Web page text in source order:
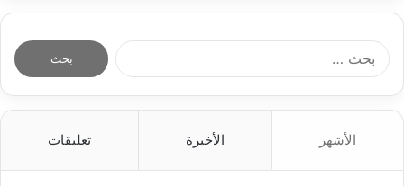
الأشهر الأخيرة تعليقات